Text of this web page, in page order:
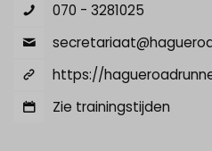
070 - 3281025
https://
Zie trainingstijden